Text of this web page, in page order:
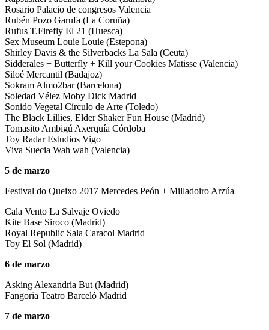
Rosario Palacio de congresos Valencia
Rubén Pozo Garufa (La Coruña)
Rufus T.Firefly El 21 (Huesca)
Sex Museum Louie Louie (Estepona)
Shirley Davis & the Silverbacks La Sala (Ceuta)
Sidderales + Butterfly + Kill your Cookies Matisse (Valencia)
Siloé Mercantil (Badajoz)
Sokram Almo2bar (Barcelona)
Soledad Vélez Moby Dick Madrid
Sonido Vegetal Círculo de Arte (Toledo)
The Black Lillies, Elder Shaker Fun House (Madrid)
Tomasito Ambigú Axerquía Córdoba
Toy Radar Estudios Vigo
Viva Suecia Wah wah (Valencia)
5 de marzo
Festival do Queixo 2017 Mercedes Peón + Milladoiro Arzúa
Cala Vento La Salvaje Oviedo
Kite Base Siroco (Madrid)
Royal Republic Sala Caracol Madrid
Toy El Sol (Madrid)
6 de marzo
Asking Alexandria But (Madrid)
Fangoria Teatro Barceló Madrid
7 de marzo